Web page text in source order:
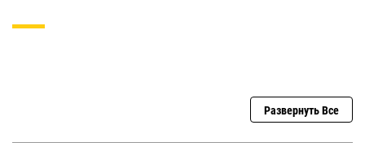
Развернуть Все